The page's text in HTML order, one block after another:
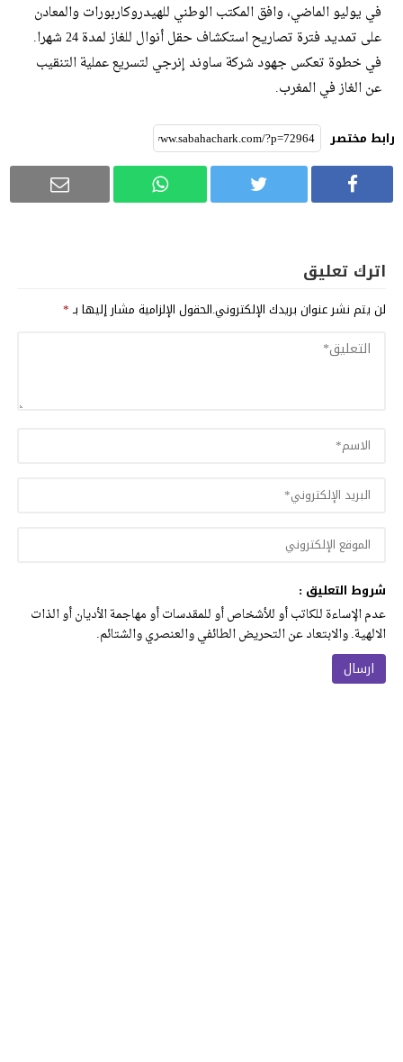
في يوليو الماضي، وافق المكتب الوطني للهيدروكاربورات والمعادن
على تمديد فترة تصاريح استكشاف حقل أنوال للغاز لمدة 24 شهرا.
في خطوة تعكس جهود شركة ساوند إنرجي لتسريع عملية التنقيب
عن الغاز في المغرب.
رابط مختصر
اترك تعليق
لن يتم نشر عنوان بريدك الإلكتروني.الحقول الإلزامية مشار إليها بـ*
شروط التعليق :
عدم الإساءة للكاتب أو للأشخاص أو للمقدسات أو مهاجمة الأديان أو الذات
الالهية. والابتعاد عن التحريض الطائفي والعنصري والشتائم.